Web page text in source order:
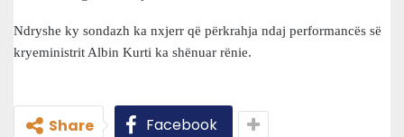
Ndryshe ky sondazh ka nxjerr që përkrahja ndaj performancës së
kryeministrit Albin Kurti ka shënuar rënie.
Share Facebook